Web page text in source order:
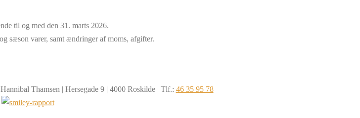
til og med den 31. marts 2026.
sæson varer, samt ændringer af moms, afgifter.
Thamsen | Hersegade 9 | 4000 Roskilde | Tlf.: 46 35 95 78